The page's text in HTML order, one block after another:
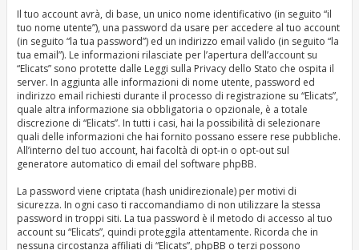
Il tuo account avrà, di base, un unico nome identificativo (in seguito “il
tuo nome utente”), una password da usare per accedere al tuo account
(in seguito “la tua password”) ed un indirizzo email valido (in seguito “la
tua email”). Le informazioni rilasciate per l’apertura dell’account su
“Elicats” sono protette dalle Leggi sulla Privacy dello Stato che ospita il
server. In aggiunta alle informazioni di nome utente, password ed
indirizzo email richiesti durante il processo di registrazione su “Elicats”,
quale altra informazione sia obbligatoria o opzionale, è a totale
discrezione di “Elicats”. In tutti i casi, hai la possibilità di selezionare
quali delle informazioni che hai fornito possano essere rese pubbliche.
All’interno del tuo account, hai facoltà di opt-in o opt-out sul
generatore automatico di email del software phpBB.
La password viene criptata (hash unidirezionale) per motivi di
sicurezza. In ogni caso ti raccomandiamo di non utilizzare la stessa
password in troppi siti. La tua password è il metodo di accesso al tuo
account su “Elicats”, quindi proteggila attentamente. Ricorda che in
nessuna circostanza affiliati di “Elicats”, phpBB o terzi possono